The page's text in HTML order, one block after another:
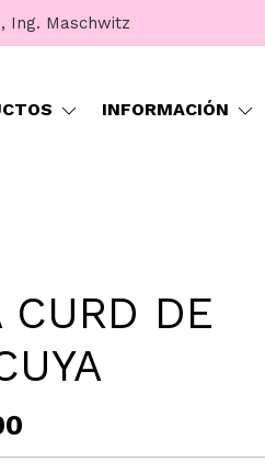
Ing. Maschwitz
INFORMACIÓN
CURD DE